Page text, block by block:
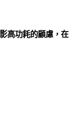
高功耗的顧慮，在